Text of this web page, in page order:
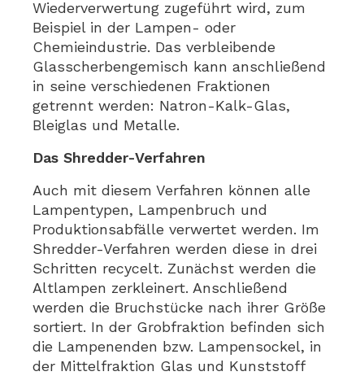
Wiederverwertung zugeführt wird, zum
Beispiel in der Lampen- oder
Chemieindustrie. Das verbleibende
Glasscherbengemisch kann anschließend
in seine verschiedenen Fraktionen
getrennt werden: Natron-Kalk-Glas,
Bleiglas und Metalle.
Das Shredder-Verfahren
Auch mit diesem Verfahren können alle
Lampentypen, Lampenbruch und
Produktionsabfälle verwertet werden. Im
Shredder-Verfahren werden diese in drei
Schritten recycelt. Zunächst werden die
Altlampen zerkleinert. Anschließend
werden die Bruchstücke nach ihrer Größe
sortiert. In der Grobfraktion befinden sich
die Lampenenden bzw. Lampensockel, in
der Mittelfraktion Glas und Kunststoff